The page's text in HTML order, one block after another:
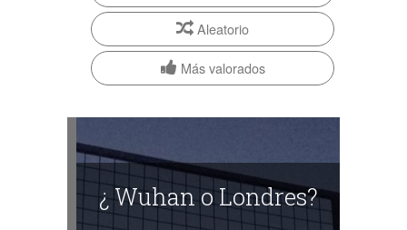
Aleatorio
Más valorados
¿ Wuhan o Londres?